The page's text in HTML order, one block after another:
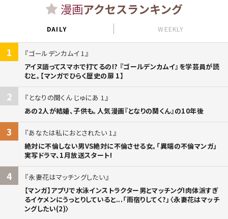
漫画アクセスランキング
DAILY WEEKLY
1
ゴールデンカムイ 1
アイヌ語ってスマホで打てるの!? 『ゴールデンカムイ』を学芸員が読
むと。【マンガでひらく歴史の扉 1】
2
となりの関くん じゅにあ 1
あの2人が結婚、子供も。人気漫画『となりの関くん』の10年後
3
あなたは私におとされたい 1
絶対に不倫しない男VS絶対に不倫させる女。「異端の不倫マンガ」
実写ドラマ、1月放送スタート!
4
永妻花はマッチングしたい
【マンガ】アプリで水泳インストラクター男とマッチング!肉体派すぎ
るイケメンにうっとりしていると...「雨宿りしてく?」〈永妻花はマッチ
ングしたい(2)〉